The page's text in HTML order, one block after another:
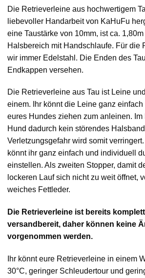
Die Retrieverleine aus hochwertigem
liebevoller Handarbeit von KaHuFu
eine Taustärke von 10mm, ist ca.
Halsbereich mit Handschlaufe. Für die
wir immer Edelstahl. Die Enden des
Endkappen versehen.
Die Retrieverleine aus Tau ist Leine
einem. Ihr könnt die Leine ganz
eures Hundes ziehen zum anleinen. Im
Hund dadurch kein störendes
Verletzungsgefahr wird somit
könnt ihr ganz einfach und individuell
einstellen. Als zweiten Stopper, damit
lockeren Lauf sich nicht zu weit öffnet,
weiches Fettleder.
Die Retrieverleine ist bereits
versandbereit, daher können keine
vorgenommen werden.
Ihr könnt eure Retrieverleine in einem
30°C, geringer Schleudertour und